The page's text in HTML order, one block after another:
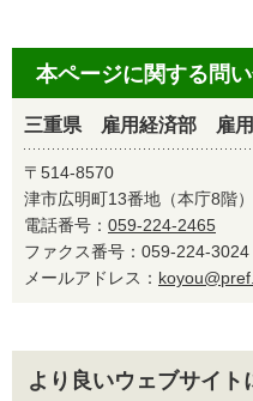
本ページに関する問
三重県 雇用経済部 雇
〒514-8570
津市広明町13番地（本庁8階）
電話番号： 059-224-2465
ファクス番号：059-224-
メールアドレス：
より良いウェブサイ